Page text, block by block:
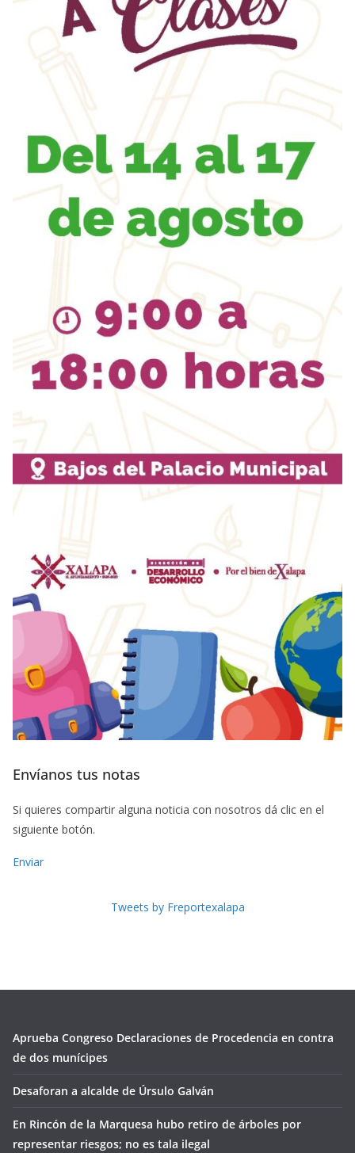
Envíanos tus notas
Si quieres compartir alguna noticia con nosotros dá clic en el
siguiente botón.
Enviar
Tweets by Freportexalapa
Aprueba Congreso Declaraciones de Procedencia en contra
de dos munícipes
Desaforan a alcalde de Úrsulo Galván
En Rincón de la Marquesa hubo retiro de árboles por
representar riesgos; no es tala ilegal